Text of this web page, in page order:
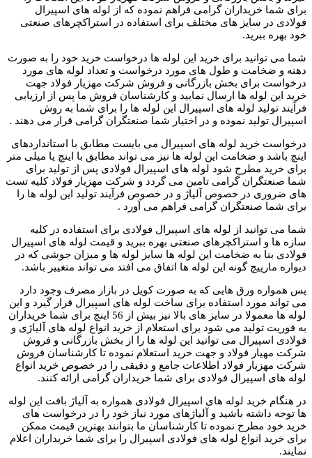
برای شما خریداران گرامی فراهم نموده که از لوله های اسپیرال
فولادی در سایز های مختلف برای استفاده در استراکچرهای صنعتی
خود بهره ببرید.
شما می توانید برای خرید این لوله ها درخواست خرید خود را به صورت
دهنه و ضخامت و طول های مورد درخواست و تعداد لوله های مورد
درخواست برای بخش بازرگانی و فروش شرکت مهزیار فولاد جهت
خرید این لوله ها ارسال نمایید و کارشناسان فروش ما پس از ارزیابی
فرآیند تولید لوله های اسپیرال این لوله ها را برای شما به روش
اسپیرال تولید نموده و در اختیار شما صنعتگران گرامی قرار می دهند .
درخواست خرید لوله های اسپیرال می بایست مطابق با استانداردهای
اینچ باشد و ضخامت این لوله ها نیز می تواند مطابق با اینچ یا میلی متر
برای خرید مطرح شود لوله های اسپیرال فولادی پس از تولید برای
شما صنعتگران گرامی تامین می گردد و شرکت مهزیار فولاد کلیه تست
های ضروری در خصوص آلیاژ و در خصوص فرآیند تولید این لوله ها را
برای شما صنعتگران گرامی فراهم می آورد .
شما می توانید از لوله های اسپیرال فولادی برای استفاده در کلیه
سازه ها و استراکچرهای صنعتی بهره ببرید و قیمت لوله های اسپیرال
فولادی بنا به ضخامت این لوله ها سایز لوله ها و میزان جوشی که در
دیواره مارپیچ گونه این لوله ها اتفاق می افتد می تواند متغییر باشد.
پس همواره ورق هایی که به صورت کویل در بازار مصرف وجود دارد
می تواند مورد استفاده برای ساخت لوله های اسپیرال قرار گیرد و این
لوله ها معمولا در سایز های بالا نیز بیش از 56 اینچ برای شما خریداران
به فوریت تولید می شود برای استعلام از خرید انواع لوله های آلیاژی و
فولادی اسپیرال می توانید این لوله ها را از بخش بازرگانی و فروش
شرکت مهیار فولاد و جهت خرید استعلام نموده تا کارشناسان فروش
شرکت مهزیار فولاد اطلاعات جامع و دقیقی را در خصوص خرید انواع
لوله های اسپیرال فولادی برای شما خریداران گرامی ارائه کنند.
در هنگام خرید لوله های اسپیرال فولادی همواره به آلیاژ بافت این لوله
ها توجه داشته باشید و آلیاژهای مورد نیاز خود را در درخواست های
خرید خود مطرح نموده تا کارشناسان ما بتوانند بهترین قیمت ممکن
برای خرید انواع لوله های فولادی اسپیرال را برای شما خریداران اعلام
نمایند.